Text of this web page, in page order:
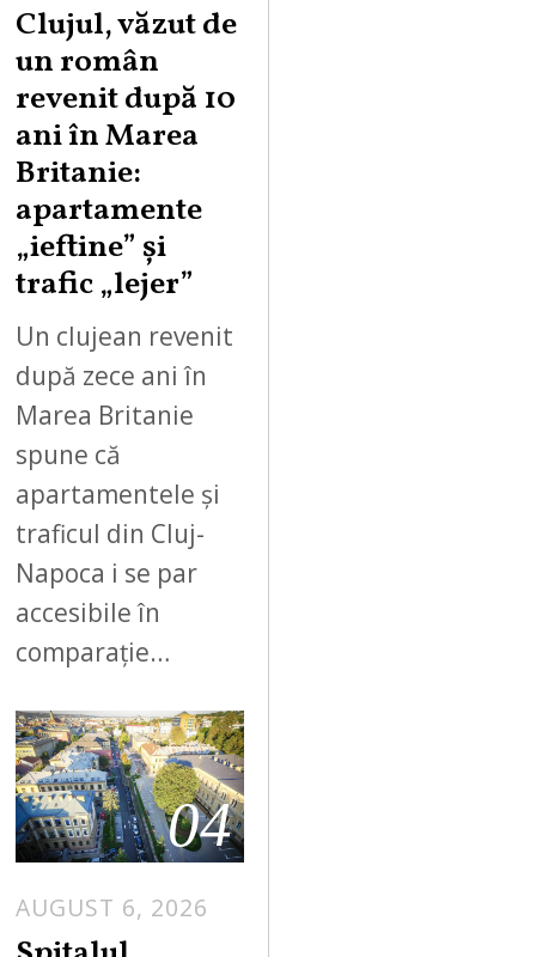
Clujul, văzut de
un român
revenit după 10
ani în Marea
Britanie:
apartamente
„ieftine” și
trafic „lejer”
Un clujean revenit
după zece ani în
Marea Britanie
spune că
apartamentele și
traficul din Cluj-
Napoca i se par
accesibile în
comparație…
04
AUGUST 6, 2026